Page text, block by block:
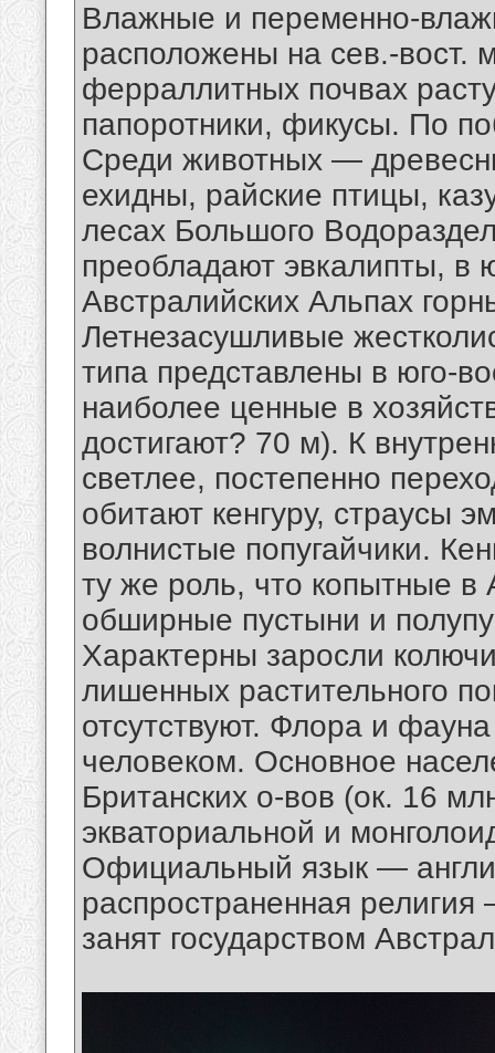
Влажные и переменно-
расположены на сев.-вост.
ферраллитных почвах
папоротники, фикусы. По
Среди животных —
ехидны, райские птицы,
лесах Большого
преобладают эвкалипты,
Австралийских Альпах
Летнезасушливые
типа представлены в юго-
наиболее ценные в
достигают? 70 м). К
светлее, постепенно
обитают кенгуру, страусы
волнистые попугайчики.
ту же роль, что копытные
обширные пустыни и
Характерны заросли
лишенных растительного
отсутствуют. Флора и
человеком. Основное
Британских о-вов (ок. 16
экваториальной и
Официальный язык —
распространенная
занят государством